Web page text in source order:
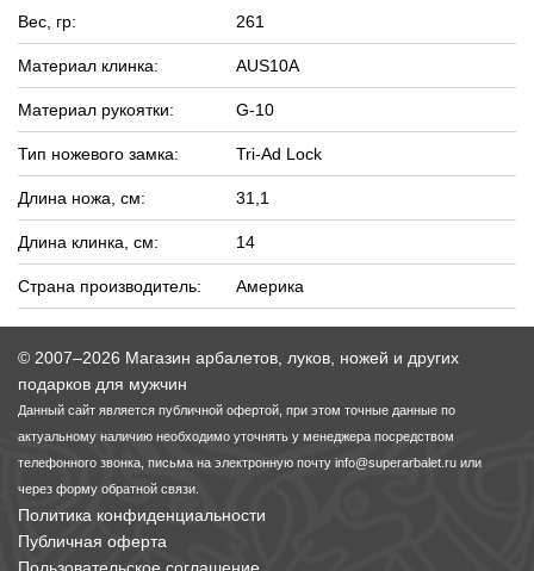
Вес, гр: 261
Материал клинка: AUS10A
Материал рукоятки: G-10
Тип ножевого замка: Tri-Ad Lock
Длина ножа, см: 31,1
Длина клинка, см: 14
Страна производитель: Америка
© 2007–2026 Магазин арбалетов, луков, ножей и других
подарков для мужчин
Данный сайт является публичной офертой, при этом точные данные по
актуальному наличию необходимо уточнять у менеджера посредством
телефонного звонка, письма на электронную почту info@superarbalet.ru или
через форму обратной связи.
Политика конфиденциальности
Публичная оферта